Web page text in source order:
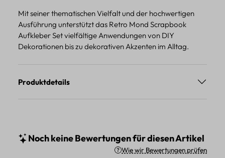
Mit seiner thematischen Vielfalt und der hochwertigen
Ausführung unterstützt das Retro Mond Scrapbook
Aufkleber Set vielfältige Anwendungen von DIY
Dekorationen bis zu dekorativen Akzenten im Alltag.
Produktdetails
Noch keine Bewertungen für diesen Artikel
Wie wir Bewertungen prüfen